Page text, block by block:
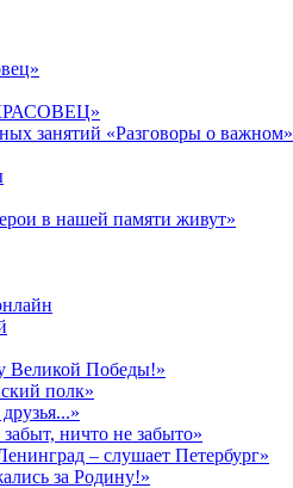
занятий «Разговоры о важном»
в нашей памяти живут»
Великой Победы!»
полк»
ничто не забыто»
– слушает Петербург»
за Родину!»